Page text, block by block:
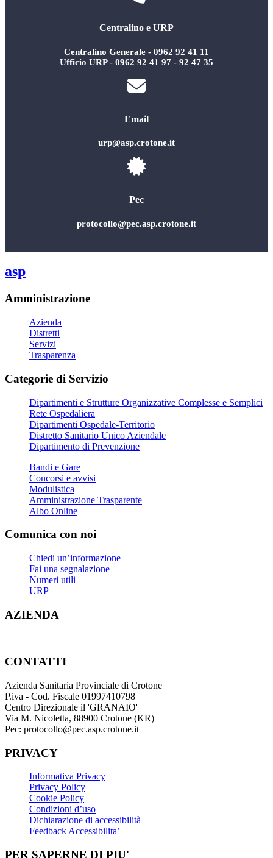
Centralino e URP
Centralino Generale - 0962 92 41 11
Ufficio URP - 0962 92 41 97 - 92 47 35
Email
urp@asp.crotone.it
Pec
protocollo@pec.asp.crotone.it
asp
Amministrazione
Azienda
Distretti
Servizi
Trasparenza
Categorie di Servizio
Dipartimenti e Strutture Organizzative Complesse e Semplici
Rete Ospedaliera
Dipartimenti Ospedale-Territorio
Distretto Sanitario Unico Aziendale
Dipartimento di Prevenzione
Bandi e Gare
Concorsi e avvisi
Modulistica
Amministrazione Trasparente
Albo Online
Comunica con noi
Chiedi un’informazione
Fai una segnalazione
Numeri utili
URP
AZIENDA
CONTATTI
Azienda Sanitaria Provinciale di Crotone
P.iva - Cod. Fiscale 01997410798
Centro Direzionale il 'GRANAIO'
Via M. Nicoletta, 88900 Crotone (KR)
Pec: protocollo@pec.asp.crotone.it
PRIVACY
Informativa Privacy
Privacy Policy
Cookie Policy
Condizioni d’uso
Dichiarazione di accessibilità
Feedback Accessibilita’
PER SAPERNE DI PIU'